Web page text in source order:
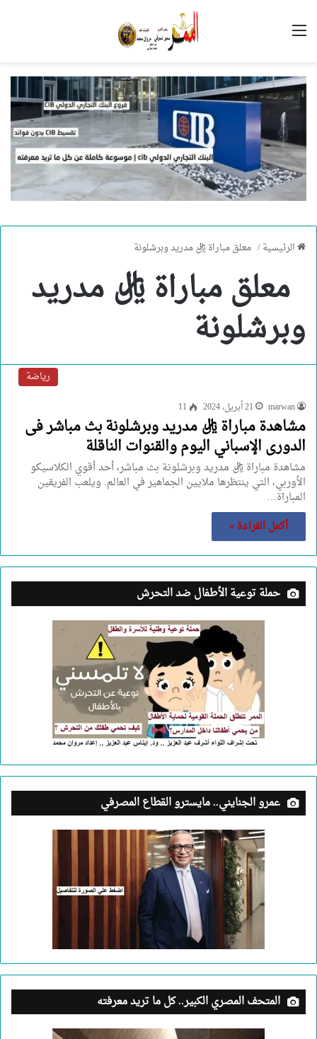
القائمة
الرئيسية/ معلق مباراة ريال مدريد وبرشلونة
معلق مباراة ريال مدريد
وبرشلونة
رياضة
marwan 21 أبريل، 2024 11
مشاهدة مباراة ريال مدريد وبرشلونة بث مباشر فى
الدورى الإسباني اليوم والقنوات الناقلة
مشاهدة مباراة ريال مدريد وبرشلونة بث مباشر، أحد أقوي الكلاسيكو
الأوربي، التي ينتظرها ملايين الجماهير في العالم. ويلعب الفريقين
المباراة…
أكمل القراءة »
حملة توعية الأطفال ضد التحرش
عمرو الجنايني.. مايسترو القطاع المصرفي
المتحف المصري الكبير.. كل ما تريد معرفته